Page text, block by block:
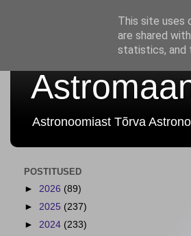
Astronoomiast Tõrva
POSTITUSED
► 2026 (89)
► 2025 (237)
► 2024 (233)
This site uses
are shared
statistics, and